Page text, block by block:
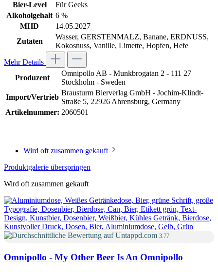
Bier-Level
Für Geeks
Alkoholgehalt 6 %
MHD
14.05.2027
Zutaten
Wasser, GERSTENMALZ, Banane, ERDNUSS,
Kokosnuss, Vanille, Limette, Hopfen, Hefe
Mehr Details
Produzent
Omnipollo AB - Munkbrogatan 2 - 111 27
Stockholm - Sweden
Import/Vertrieb
Brausturm Bierverlag GmbH - Jochim-Klindt-
Straße 5, 22926 Ahrensburg, Germany
Artikelnummer: 2060501
Wird oft zusammen gekauft
Produktgalerie überspringen
Wird oft zusammen gekauft
3.77
Omnipollo - My Other Beer Is An Omnipollo